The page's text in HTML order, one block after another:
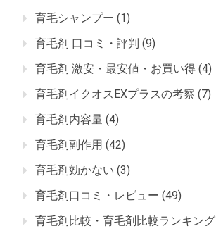
育毛シャンプー (1)
育毛剤 口コミ・評判 (9)
育毛剤 激安・最安値・お買い得 (4)
育毛剤イクオスEXプラスの考察 (7)
育毛剤内容量 (4)
育毛剤副作用 (42)
育毛剤効かない (3)
育毛剤口コミ・レビュー (49)
育毛剤比較・育毛剤比較ランキング